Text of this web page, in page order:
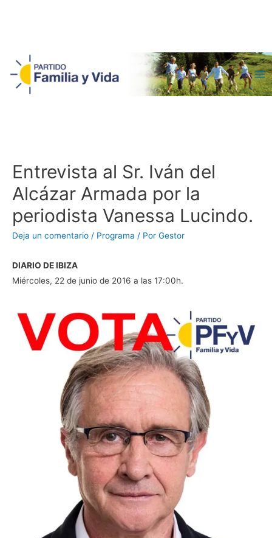
Entrevista al Sr. Iván del
Alcázar Armada por la
periodista Vanessa Lucindo.
Deja un comentario / Programa / Por Gestor
DIARIO DE IBIZA
Miércoles, 22 de junio de 2016 a las 17:00h.